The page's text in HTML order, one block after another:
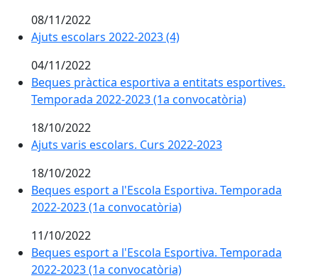
08/11/2022
Ajuts escolars 2022-2023 (4)
04/11/2022
Beques pràctica esportiva a entitats esportives.
Temporada 2022-2023 (1a convocatòria)
18/10/2022
Ajuts varis escolars. Curs 2022-2023
18/10/2022
Beques esport a l'Escola Esportiva. Temporada
2022-2023 (1a convocatòria)
11/10/2022
Beques esport a l'Escola Esportiva. Temporada
2022-2023 (1a convocatòria)